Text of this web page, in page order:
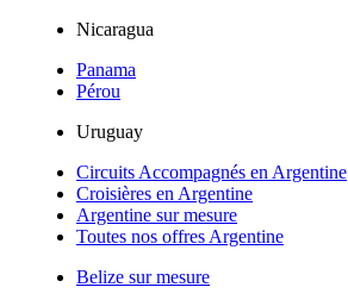
Nicaragua
Panama
Pérou
Uruguay
Circuits Accompagnés en Argentine
Croisières en Argentine
Argentine sur mesure
Toutes nos offres Argentine
Belize sur mesure